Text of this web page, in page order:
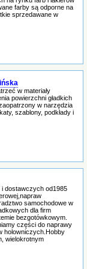
farby są odporne na
sprzedawane w
w materiały
powierzchni gładkich
w narzędzia
szablony, podkłady i
dostawczych od1985
samochodowe w
dla firm
bezgotówkowym.
części do naprawy
holowniczych.Hobby
wielokrotnym